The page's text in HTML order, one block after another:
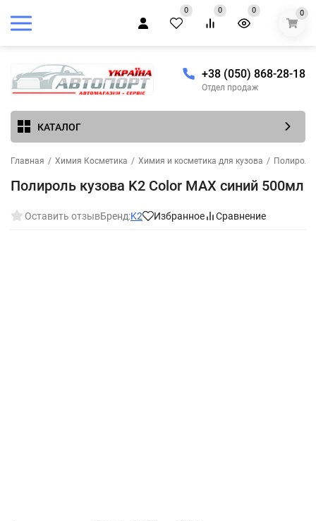
0 0 0 0
+38 (050) 868-28-18
Отдел продаж
КАТАЛОГ
Главная / Химия Косметика / Химия и косметика для кузова / Полироли
Полироль кузова K2 Color MAX синий 500мл
Оставить отзывБренд:K2 Избранное Сравнение